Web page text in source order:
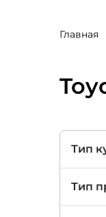
Главная
Тип
Тип